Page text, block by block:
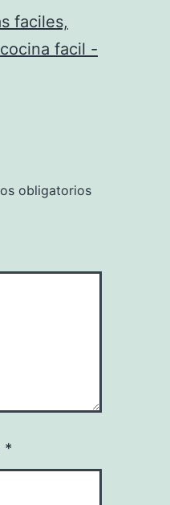
faciles,
facil -
obligatorios
*